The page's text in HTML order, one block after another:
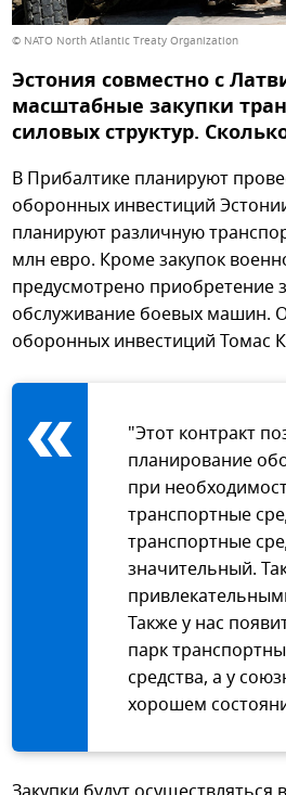
© NATO North Atlantic Treaty Organization
Эстония совместно с
масштабные закупки
силовых структур.
В Прибалтике планируют
оборонных инвестиций
планируют различную
млн евро. Кроме закупок
предусмотрено приобретение
обслуживание боевых машин.
оборонных инвестиций Томас
"Этот контракт
планирование
при
транспортные
транспортные
значительный.
Также у нас
парк
средства, а у
хорошем